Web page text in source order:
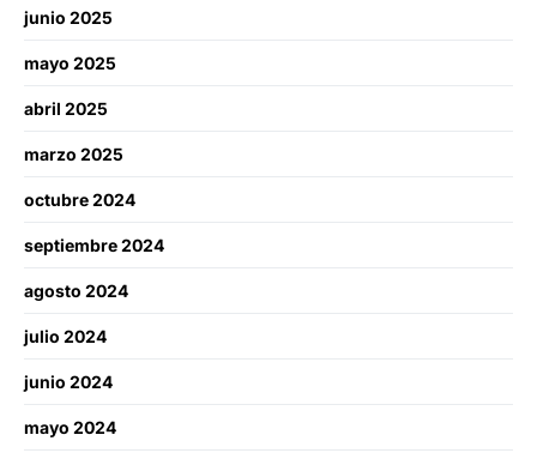
junio 2025
mayo 2025
abril 2025
marzo 2025
octubre 2024
septiembre 2024
agosto 2024
julio 2024
junio 2024
mayo 2024